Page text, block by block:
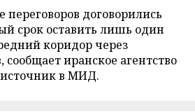
договорились
срок оставить лишь один
коридор через
иранское агентство
источник в МИД.